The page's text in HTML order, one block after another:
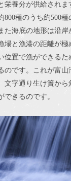
栄養分が供給され
800種のうち約500
た海底の地形は沿岸
場と漁港の距離が
位置で漁ができるた
のです。これが富山
文字通り生け簀か
できるのです。